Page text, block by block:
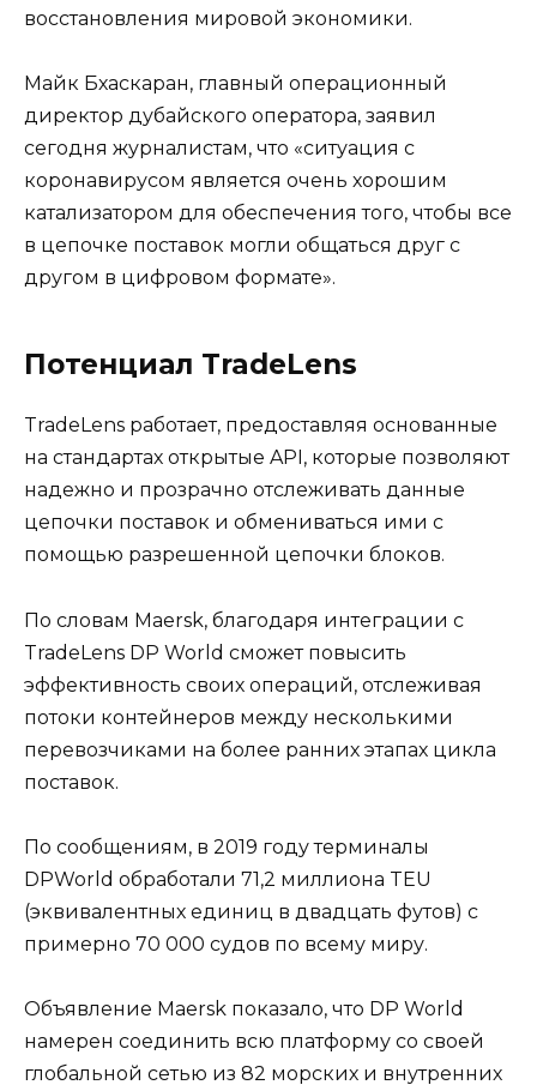
восстановления мировой экономики.
Майк Бхаскаран, главный операционный
директор дубайского оператора, заявил
сегодня журналистам, что «ситуация с
коронавирусом является очень хорошим
катализатором для обеспечения того, чтобы все
в цепочке поставок могли общаться друг с
другом в цифровом формате».
Потенциал TradeLens
TradeLens работает, предоставляя основанные
на стандартах открытые API, которые позволяют
надежно и прозрачно отслеживать данные
цепочки поставок и обмениваться ими с
помощью разрешенной цепочки блоков.
По словам Maersk, благодаря интеграции с
TradeLens DP World сможет повысить
эффективность своих операций, отслеживая
потоки контейнеров между несколькими
перевозчиками на более ранних этапах цикла
поставок.
По сообщениям, в 2019 году терминалы
DPWorld обработали 71,2 миллиона TEU
(эквивалентных единиц в двадцать футов) с
примерно 70 000 судов по всему миру.
Объявление Maersk показало, что DP World
намерен соединить всю платформу со своей
глобальной сетью из 82 морских и внутренних